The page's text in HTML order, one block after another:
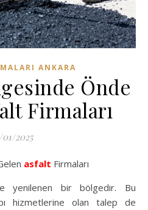
ANKARA
Önde
Firmaları
01/2025
asfalt Firmaları
yenilenen bir bölgedir. Bu
hizmetlerine olan talep de